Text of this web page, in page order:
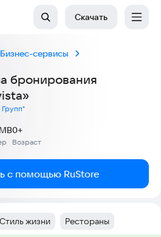
Скачать
Бизнес-сервисы
бронирования
Возраст
0+
с помощью RuStore
Тег:
Стиль жизни Тег:
Рестораны